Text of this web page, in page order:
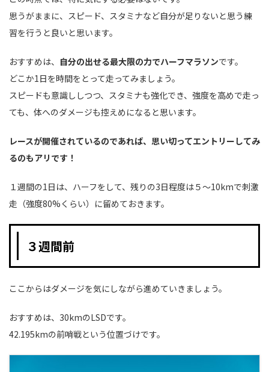
思うがままに、スピード、スタミナなど自分が足りないと思う練
習を行うと良いと思います。
おすすめは、 自分の出せる最大限の力でハーフマラソンです。
どこか1日を時間をとって走ってみましょう。
スピードも意識ししつつ、スタミナも強化でき、強度を高めで走っ
ても、体へのダメージも控えめになると思います。
レースが開催されているのであれば、思い切ってエントリーしてみ
るのもアリです！
１週間の1日は、ハーフをして、残りの3日程度は５〜10kmで刺激
走（強度80%くらい）に留めておきます。
３週間前
ここからはダメージを気にしながら進めていきましょう。
おすすめは、30kmのLSDです。
42.195kmの前哨戦という位置づけです。